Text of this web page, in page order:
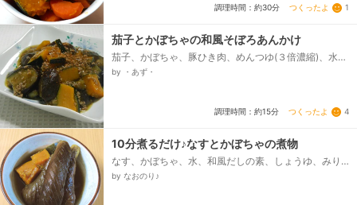
調理時間：約30分 つくったよ 1
茄子とかぼちゃの和風そぼろあんかけ
茄子、かぼちゃ、豚ひき肉、めんつゆ(３倍濃縮)、水、
水溶き片栗粉、好みで唐辛子
by ・あず・
調理時間：約15分 つくったよ 4
10分煮るだけ♪なすとかぼちゃの煮物
なす、かぼちゃ、水、和風だしの素、しょうゆ、みり
ん、砂糖
by なおのり♪